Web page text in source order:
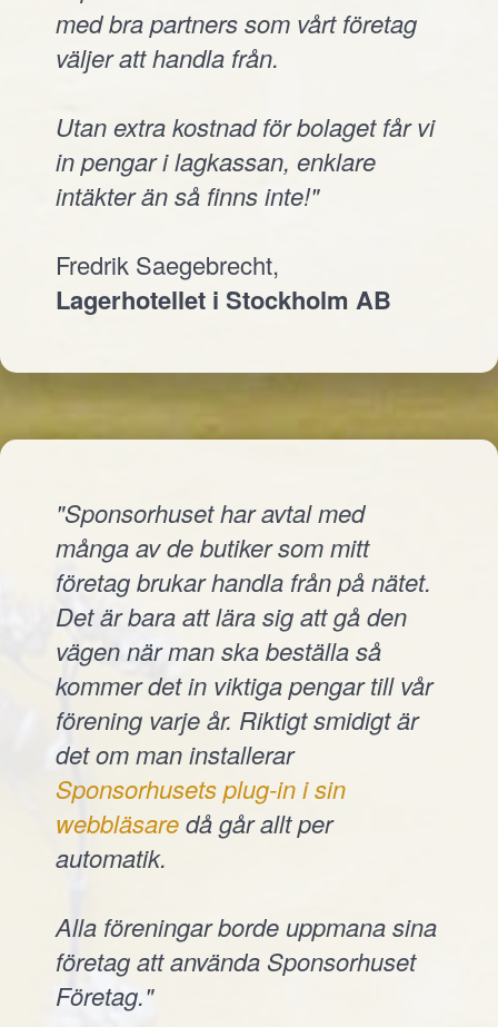
med bra partners som vårt företag
väljer att handla från.
Utan extra kostnad för bolaget får vi
in pengar i lagkassan, enklare
intäkter än så finns inte!"
Fredrik Saegebrecht,
Lagerhotellet i Stockholm AB
"Sponsorhuset har avtal med
många av de butiker som mitt
företag brukar handla från på nätet.
Det är bara att lära sig att gå den
vägen när man ska beställa så
kommer det in viktiga pengar till vår
förening varje år. Riktigt smidigt är
det om man installerar
Sponsorhusets plug-in i sin
webbläsaredå går allt per
automatik.
Alla föreningar borde uppmana sina
företag att använda Sponsorhuset
Företag."